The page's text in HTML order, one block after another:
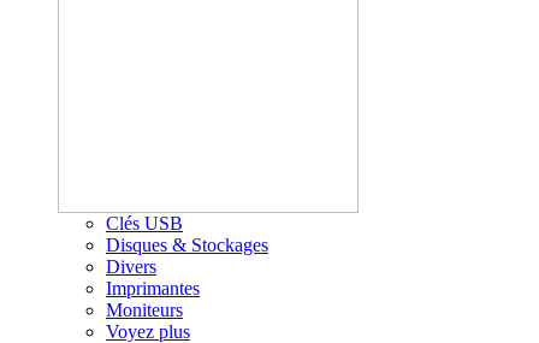
Clés USB
Disques & Stockages
Divers
Imprimantes
Moniteurs
Voyez plus